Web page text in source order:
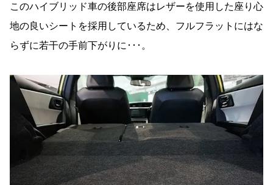
このハイブリッド車の後部座席はレザーを使用した座り心
地の良いシートを採用しているため、フルフラットにはな
らずに若干の手前下がりに･･･。